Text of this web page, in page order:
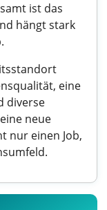
ist das
hängt stark
eine
diverse
neue
nur einen Job,